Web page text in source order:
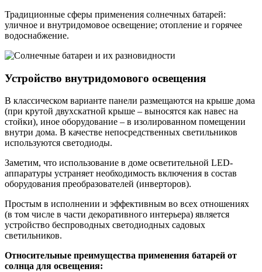
Традиционные сферы применения солнечных батарей:
уличное и внутридомовое освещение; отопление и горячее
водоснабжение.
Устройство внутридомового освещения
В классическом варианте панели размещаются на крыше дома
(при крутой двухскатной крыше – выносятся как навес на
стойки), иное оборудование – в изолированном помещении
внутри дома. В качестве непосредственных светильников
используются светодиоды.
Заметим, что использование в доме осветительной LED-
аппаратуры устраняет необходимость включения в состав
оборудования преобразователей (инверторов).
Простым в исполнении и эффективным во всех отношениях
(в том числе в части декоративного интерьера) является
устройство беспроводных светодиодных садовых
светильников.
Относительные преимущества применения батарей от
солнца для освещения: